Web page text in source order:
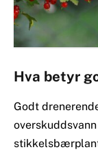
Hva betyr
Godt